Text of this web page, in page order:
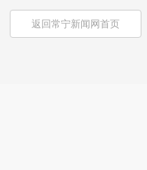
返回常宁新闻网首页